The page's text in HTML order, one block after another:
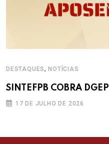
DESTAQUES,NOTÍCIAS
SINTEFPB COBRA DGEP
17 DE JULHO DE 2026